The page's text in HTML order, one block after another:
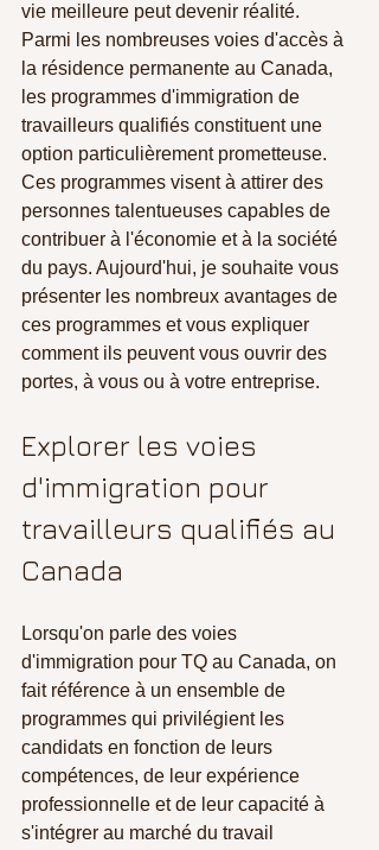
vie meilleure peut devenir réalité.
Parmi les nombreuses voies d'accès à
la résidence permanente au Canada,
les programmes d'immigration de
travailleurs qualifiés constituent une
option particulièrement prometteuse.
Ces programmes visent à attirer des
personnes talentueuses capables de
contribuer à l'économie et à la société
du pays. Aujourd'hui, je souhaite vous
présenter les nombreux avantages de
ces programmes et vous expliquer
comment ils peuvent vous ouvrir des
portes, à vous ou à votre entreprise.
Explorer les voies
d'immigration pour
travailleurs qualifiés au
Canada
Lorsqu'on parle des voies
d'immigration pour TQ au Canada, on
fait référence à un ensemble de
programmes qui privilégient les
candidats en fonction de leurs
compétences, de leur expérience
professionnelle et de leur capacité à
s'intégrer au marché du travail